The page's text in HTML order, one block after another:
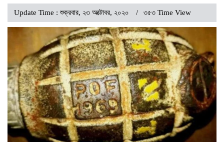
Update Time : শুক্রবার, ২৩ অক্টোবর, ২০২০ ৩৫৩ Time View